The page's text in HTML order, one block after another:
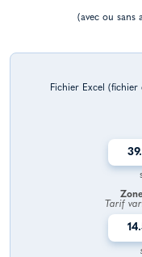
(avec ou sans
Fichier Excel (fichier
Tarif